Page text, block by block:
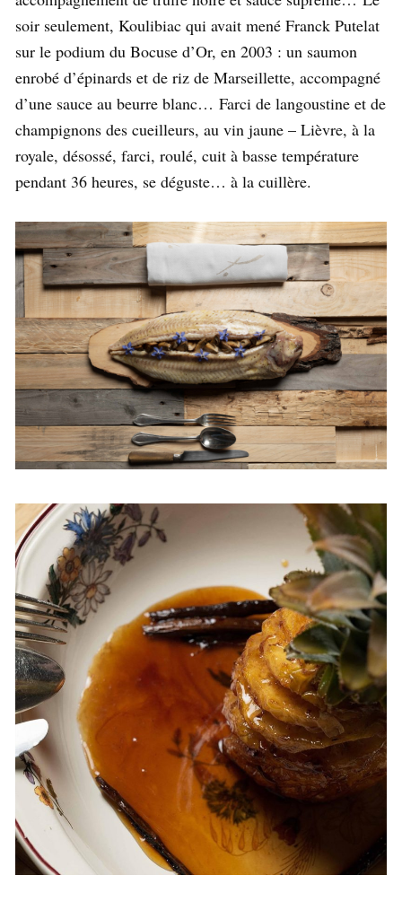
soir seulement, Koulibiac qui avait mené Franck Putelat
sur le podium du Bocuse d’Or, en 2003 : un saumon
enrobé d’épinards et de riz de Marseillette, accompagné
d’une sauce au beurre blanc… Farci de langoustine et de
champignons des cueilleurs, au vin jaune – Lièvre, à la
royale, désossé, farci, roulé, cuit à basse température
pendant 36 heures, se déguste… à la cuillère.